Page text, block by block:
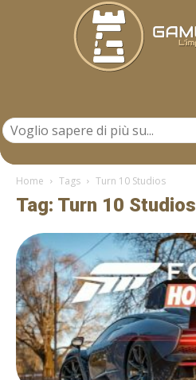
Home Tags Turn 10 Studios
Tag: Turn 10 Studios